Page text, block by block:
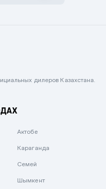
дилеров Казахстана.
Актобе
Караганда
Семей
Шымкент